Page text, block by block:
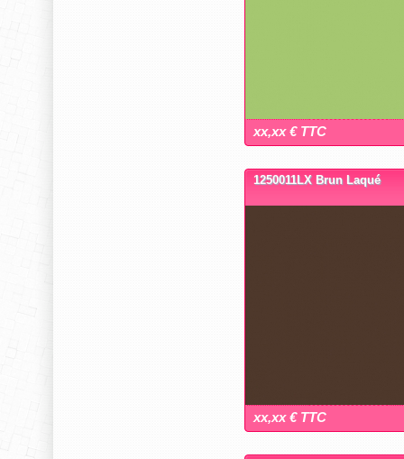
xx,xx € TTC
1250011LX Brun Laqué
xx,xx € TTC